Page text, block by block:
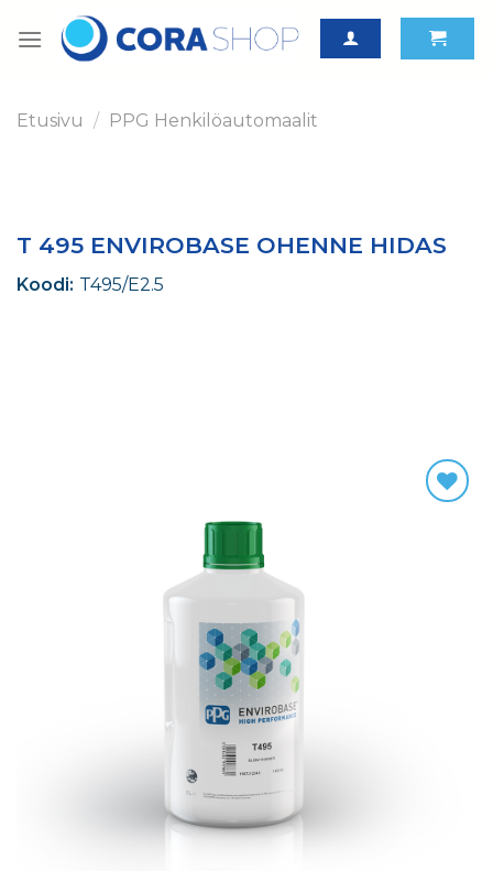
Etusivu / PPG Henkilöautomaalit
T 495 ENVIROBASE OHENNE HIDAS
Koodi: T495/E2.5